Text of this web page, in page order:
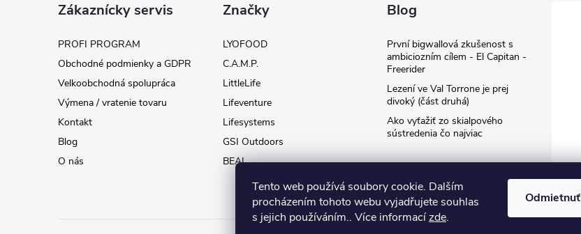
Tento web používá soubory cookie. Dalším
procházením tohoto webu vyjadřujete souhlas
s jejich používáním.. Více informacízde.
Odmietnuť
Zákaznícky servis
PROFI PROGRAM
Obchodné podmienky a GDPR
Velkoobchodná spolupráca
Výmena / vratenie tovaru
Kontakt
Blog
O nás
Značky
LYOFOOD
C.A.M.P.
LittleLife
Lifeventure
Lifesystems
GSI Outdoors
BEAL
Blog
První bigwallová zkušenost s
ambiciozním cílem - El Capitan -
Freerider
Lezení ve Val Torrone je prej
divoký (část druhá)
Ako vyťažiť zo skialpového
sústredenia čo najviac